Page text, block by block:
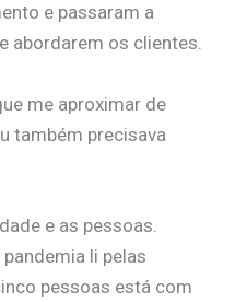
e passaram a
abordarem os clientes.
me aproximar de
também precisava
e as pessoas.
li pelas
pessoas está com